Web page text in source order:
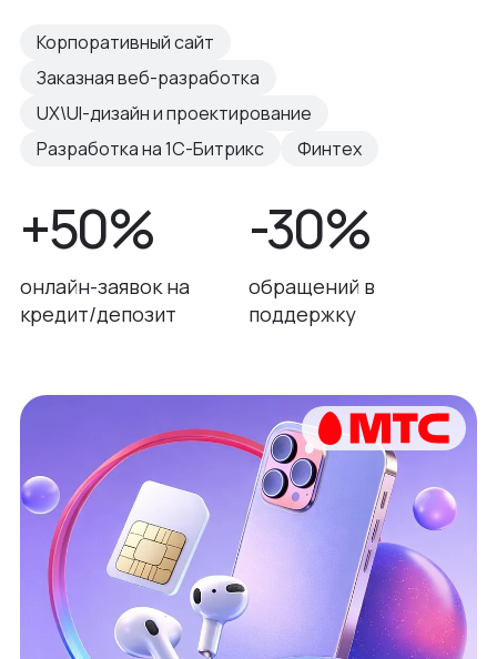
Корпоративный сайт
Заказная веб-разработка
UX\UI-дизайн и проектирование
Разработка на 1С-Битрикс
Финтех
+50%
онлайн-заявок на
кредит/депозит
-30%
обращений в
поддержку